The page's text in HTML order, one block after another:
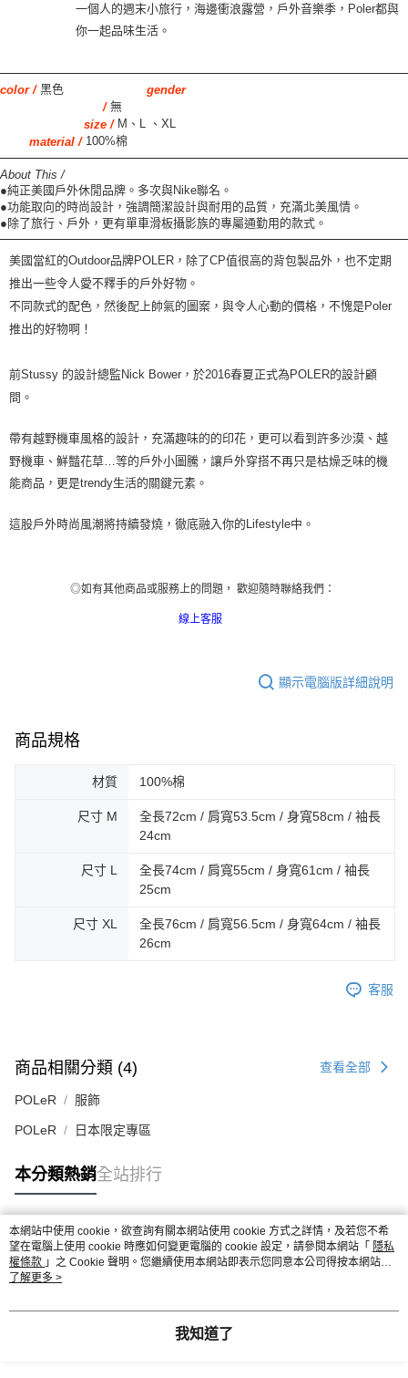
一個人的週末小旅行，海邊衝浪露營，戶外音樂季，Poler都與
你一起品味生活。
color / 黑色
gender
/ 無
size / M、L 、XL
material / 100%棉
About This /
●純正美國戶外休閒品牌。多次與Nike聯名。
●功能取向的時尚設計，強調簡潔設計與耐用的品質，充滿北美風情。
●除了旅行、戶外，更有單車滑板攝影族的專屬通勤用的款式。
美國當紅的Outdoor品牌POLER ，除了CP值很高的背包製品外 ， 也不定期
推出一些令人愛不釋手的戶外好物。
不同款式的配色，然後配上帥氣的圖案，與令人心動的價格，不愧是Poler
推出的好物啊！
前Stussy 的設計總監Nick Bower ，於2016春夏正式為 POLER的設計顧
問。
帶有越野機車風格的設計，充滿趣味的的印花，更可以看到許多沙漠、越
野機車、鮮豔花草
等的戶外小圖騰，讓戶外穿搭不再只是枯燥乏味的機
能商品，更是trendy生活的關鍵元素。
這股戶外時尚風潮將持續發燒，徹底融入你的 Lifestyle中 。
◎如有其他商品或服務上的問題， 歡迎隨時聯絡我們：
線上客服
顯示電腦版詳細說明
商品規格
材質 100%棉
尺寸 M
全長72cm / 肩寬53.5cm / 身寬58cm / 袖長
24cm
尺寸 L
全長74cm / 肩寬55cm / 身寬61cm / 袖長
25cm
尺寸 XL
全長76cm / 肩寬56.5cm / 身寬64cm / 袖長
26cm
客服
商品相關分類 (4) 查看全部
POLeR 服飾
POLeR 日本限定專區
本分類熱銷全站排行
熱門標籤
本網站中使用 cookie，欲查詢有關本網站使用 cookie 方式之詳情，及若您不希
望在電腦上使用 cookie 時應如何變更電腦的 cookie 設定，請參閱本網站「 隱私
權條款 」之 Cookie 聲明。您繼續使用本網站即表示您同意本公司得按本網站使
用條款之 Cookie 聲明使用 cookie。
了解更多 >
我知道了